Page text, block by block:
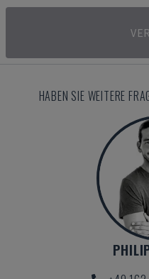
HABEN SIE WEITERE